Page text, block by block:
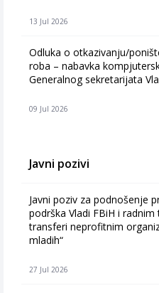
13 Jul 2026
Odluka o otkazivanju/
roba – nabavka
Generalnog sekretarijata
09 Jul 2026
Javni pozivi
Javni poziv za podnošenje
podrška Vladi FBiH i
transferi neprofitnim
mladih“
27 Jul 2026